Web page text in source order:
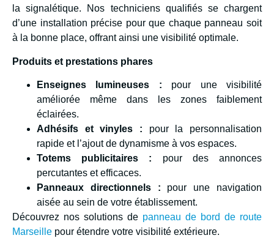
la signalétique. Nos techniciens qualifiés se chargent
d’une installation précise pour que chaque panneau soit
à la bonne place, offrant ainsi une visibilité optimale.
Produits et prestations phares
Enseignes lumineuses : pour une visibilité
améliorée même dans les zones faiblement
éclairées.
Adhésifs et vinyles : pour la personnalisation
rapide et l’ajout de dynamisme à vos espaces.
Totems publicitaires : pour des annonces
percutantes et efficaces.
Panneaux directionnels : pour une navigation
aisée au sein de votre établissement.
Découvrez nos solutions de panneau de bord de route
Marseille pour étendre votre visibilité extérieure.